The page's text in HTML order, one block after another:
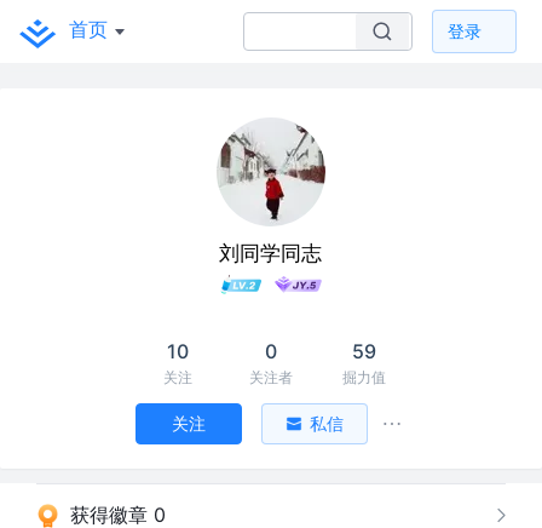
首页 登录
刘同学同志
10
关注
0
关注者
59
掘力值
关注 私信
获得徽章 0